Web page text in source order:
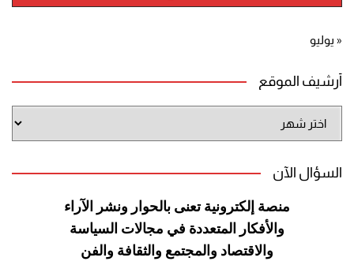
« يوليو
أرشيف الموقع
الموقع
السؤال الآن
منصة إلكترونية تعنى بالحوار ونشر
الآراء
والأفكار المتعددة في مجالات السياسة
والاقتصاد والمجتمع والثقافة والفن